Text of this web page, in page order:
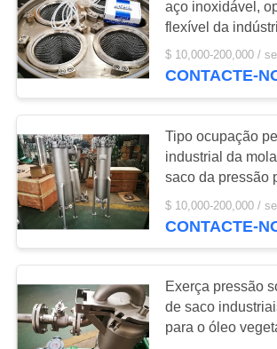
Purificação do
de vela
Separador de
centrífugo do
aço inoxidável,
flexível da
$ 10,000-200,000 /
CONTACTE-
Tipo ocupação
industrial da
saco da pressão
doce
$ 10,000-200,000 /
CONTACTE-
Exerça pressão
de saco
para o óleo